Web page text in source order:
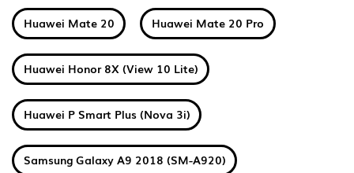
Huawei Mate 20 Huawei Mate 20 Pro
Huawei Honor 8X (View 10 Lite)
Huawei P Smart Plus (Nova 3i)
Samsung Galaxy A9 2018 (SM-A920)